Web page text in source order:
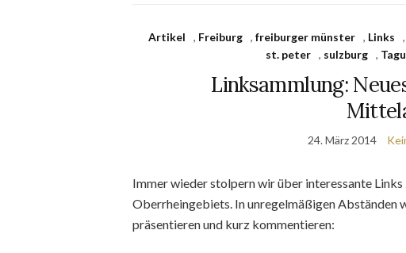
Artikel , Freiburg ,freiburger münster , Links ,
st. peter , sulzburg ,
Linksammlung:
24. März 2014
Immer wieder stolpern wir über interessante
Oberrheingebiets. In unregelmäßigen Abständen
präsentieren und kurz kommentieren: